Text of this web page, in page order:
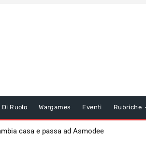
Di Ruolo Wargames Eventi Rubriche
casa e passa ad Asmodee